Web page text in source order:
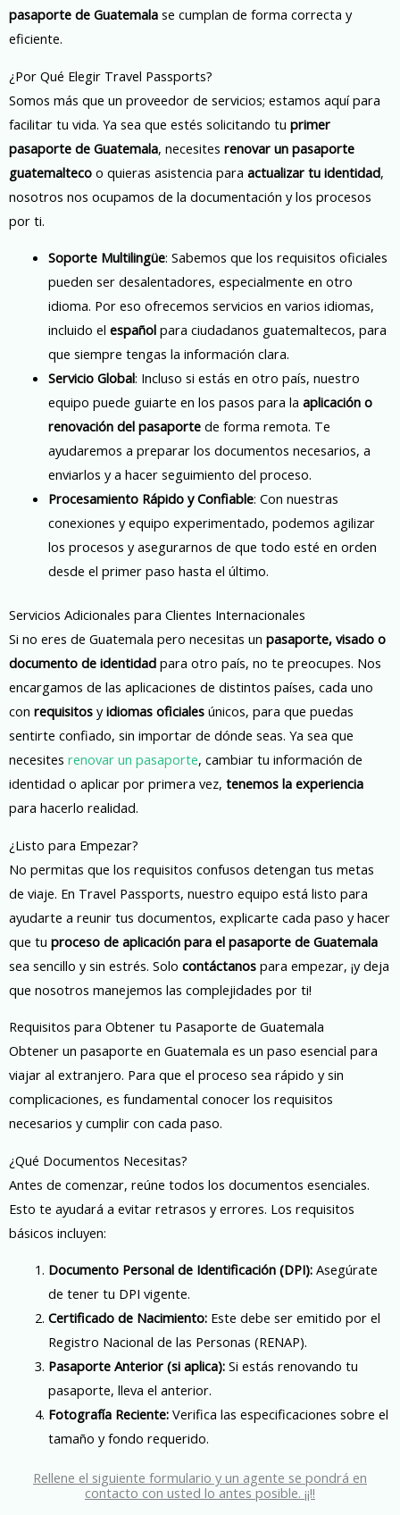
pasaporte de Guatemala se cumplan de forma correcta y
eficiente.
¿Por Qué Elegir Travel Passports?
Somos más que un proveedor de servicios; estamos aquí para
facilitar tu vida. Ya sea que estés solicitando tu primer
pasaporte de Guatemala, necesites renovar un pasaporte
guatemalteco o quieras asistencia para actualizar tu identidad,
nosotros nos ocupamos de la documentación y los procesos
por ti.
Soporte Multilingüe: Sabemos que los requisitos oficiales
pueden ser desalentadores, especialmente en otro
idioma. Por eso ofrecemos servicios en varios idiomas,
incluido el españolpara ciudadanos guatemaltecos, para
que siempre tengas la información clara.
Servicio Global: Incluso si estás en otro país, nuestro
equipo puede guiarte en los pasos para la aplicación o
renovación del pasaportede forma remota. Te
ayudaremos a preparar los documentos necesarios, a
enviarlos y a hacer seguimiento del proceso.
Procesamiento Rápido y Confiable: Con nuestras
conexiones y equipo experimentado, podemos agilizar
los procesos y asegurarnos de que todo esté en orden
desde el primer paso hasta el último.
Servicios Adicionales para Clientes Internacionales
Si no eres de Guatemala pero necesitas un pasaporte, visado o
documento de identidad para otro país, no te preocupes. Nos
encargamos de las aplicaciones de distintos países, cada uno
con requisitos yidiomas oficiales únicos, para que puedas
sentirte confiado, sin importar de dónde seas. Ya sea que
necesites renovar un pasaporte, cambiar tu información de
identidad o aplicar por primera vez, tenemos la experiencia
para hacerlo realidad.
¿Listo para Empezar?
No permitas que los requisitos confusos detengan tus metas
de viaje. En Travel Passports, nuestro equipo está listo para
ayudarte a reunir tus documentos, explicarte cada paso y hacer
que tu proceso de aplicación para el pasaporte de Guatemala
sea sencillo y sin estrés. Solo contáctanos para empezar, ¡y deja
que nosotros manejemos las complejidades por ti!
Requisitos para Obtener tu Pasaporte de Guatemala
Obtener un pasaporte en Guatemala es un paso esencial para
viajar al extranjero. Para que el proceso sea rápido y sin
complicaciones, es fundamental conocer los requisitos
necesarios y cumplir con cada paso.
¿Qué Documentos Necesitas?
Antes de comenzar, reúne todos los documentos esenciales.
Esto te ayudará a evitar retrasos y errores. Los requisitos
básicos incluyen:
Documento Personal de Identificación (DPI):Asegúrate
de tener tu DPI vigente.
Certificado de Nacimiento:Este debe ser emitido por el
Registro Nacional de las Personas (RENAP).
Pasaporte Anterior (si aplica):Si estás renovando tu
pasaporte, lleva el anterior.
Fotografía Reciente:Verifica las especificaciones sobre el
tamaño y fondo requerido.
Rellene el siguiente formulario y un agente se pondrá en
contacto con usted lo antes posible. ¡¡!!